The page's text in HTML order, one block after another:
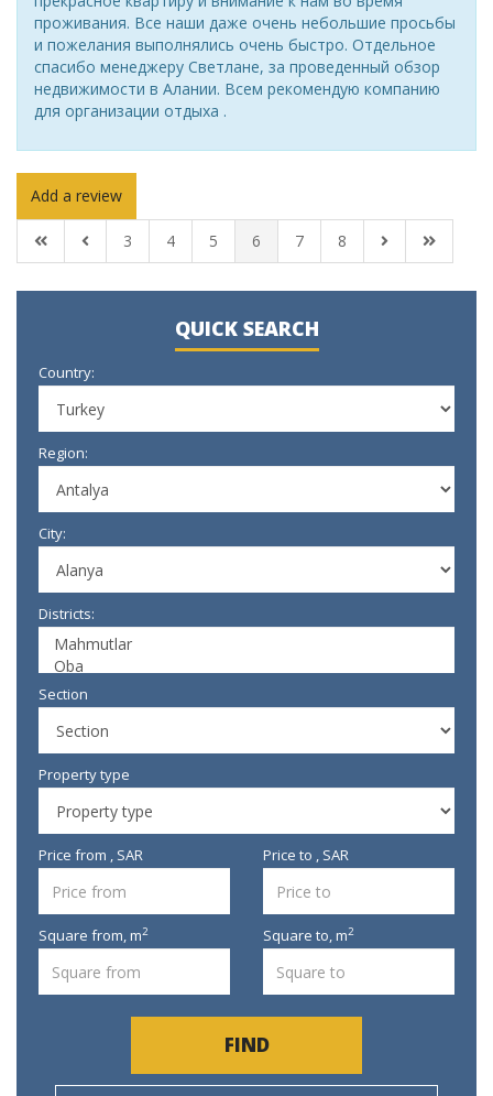
проживания. Все наши даже очень небольшие просьбы
и пожелания выполнялись очень быстро. Отдельное
спасибо менеджеру Светлане, за проведенный обзор
недвижимости в Алании. Всем рекомендую компанию
для организации отдыха .
Add a review
3 4 5 6 7 8
QUICK SEARCH
Country:
Region:
City:
Districts:
Section
Property type
Price from , SAR Price to , SAR
Square from,m2 Square to,m2
FIND